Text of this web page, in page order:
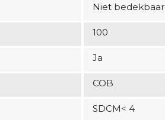
Niet bedekbaar
100
Ja
COB
SDCM< 4